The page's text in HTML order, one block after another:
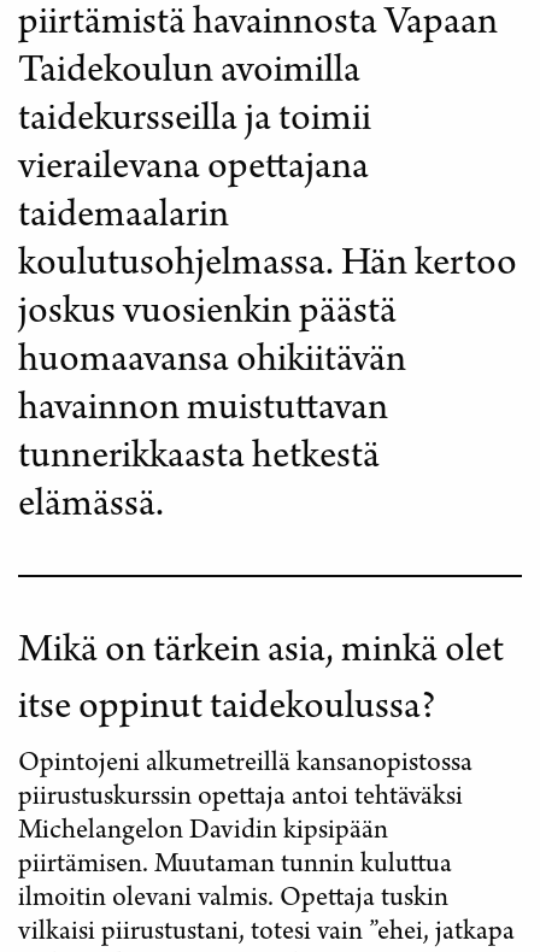
piirtämistä havainnosta Vapaan
Taidekoulun avoimilla
taidekursseilla ja toimii
vierailevana opettajana
taidemaalarin
koulutusohjelmassa. Hän kertoo
joskus vuosienkin päästä
huomaavansa ohikiitävän
havainnon muistuttavan
tunnerikkaasta hetkestä
elämässä.
Mikä on tärkein asia, minkä olet
itse oppinut taidekoulussa?
Opintojeni alkumetreillä kansanopistossa
piirustuskurssin opettaja antoi tehtäväksi
Michelangelon Davidin kipsipään
piirtämisen. Muutaman tunnin kuluttua
ilmoitin olevani valmis. Opettaja tuskin
vilkaisi piirustustani, totesi vain ”ehei, jatkapa